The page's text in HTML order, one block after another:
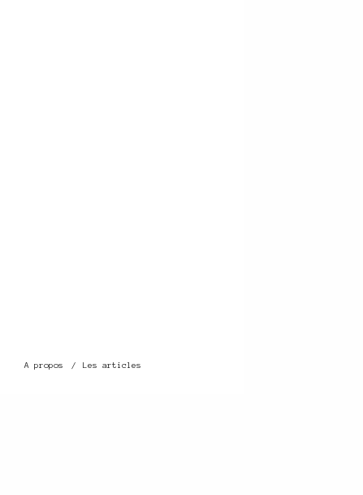
A propos Les articles